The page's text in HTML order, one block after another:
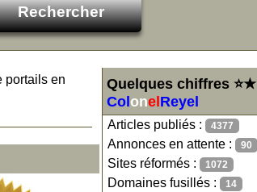
Quelques chiffres ⭐★
Col onel Reyel
Articles publiés : 4377
Annonces en attente : 90
Sites réformés : 1072
Domaines fusillés : 14
portails en